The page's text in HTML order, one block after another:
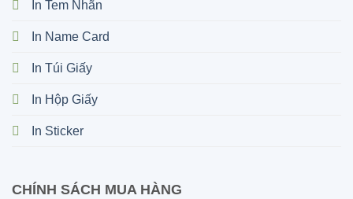
In Tem Nhãn
In Name Card
In Túi Giấy
In Hộp Giấy
In Sticker
CHÍNH SÁCH MUA HÀNG